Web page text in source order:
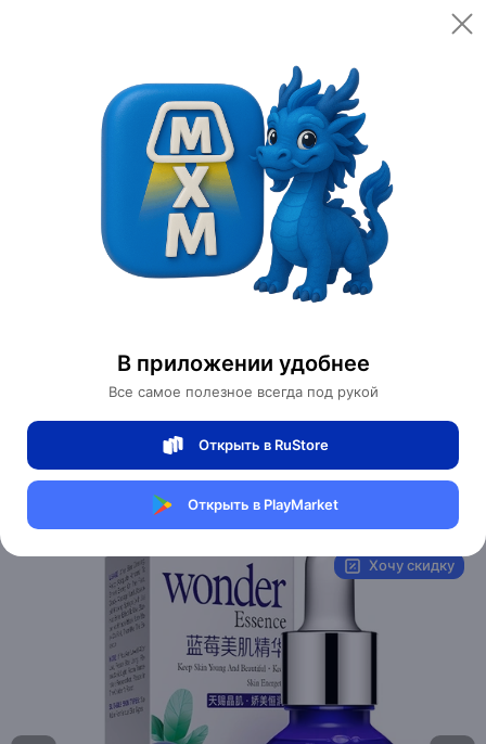
В приложении удобнее
Все самое полезное всегда под рукой
Открыть в RuStore
Открыть в PlayMarket
Открыть
Категории Товары для красоты
Эссенция
Витаминная сыворотка с экстрактом черники WonderEssence
черники WonderEssence
Магазин Bioaqua
BQY0528
Хочу скидку